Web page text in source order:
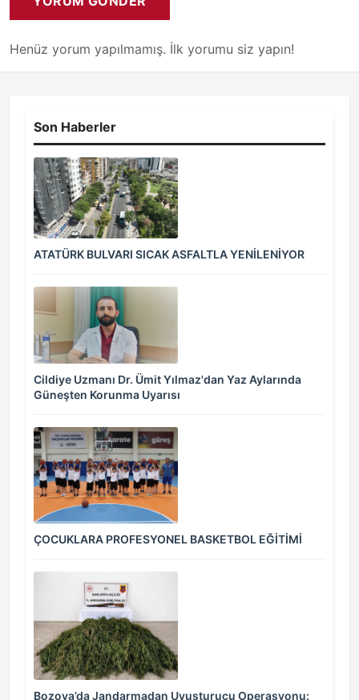
Henüz yorum yapılmamış. İlk yorumu siz yapın!
Son Haberler
ATATÜRK BULVARI SICAK ASFALTLA YENİLENİYOR
Cildiye Uzmanı Dr. Ümit Yılmaz'dan Yaz Aylarında
Güneşten Korunma Uyarısı
ÇOCUKLARA PROFESYONEL BASKETBOL EĞİTİMİ
Bozova’da Jandarmadan Uyuşturucu Operasyonu: